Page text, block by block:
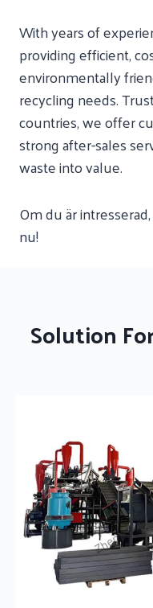
With years of
providing efficient,
environmentally
recycling needs.
countries, we offer
strong after-sales
waste into value.
Om du är
nu!
Solution